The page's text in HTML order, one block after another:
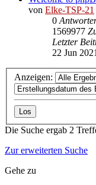
von Elke-TSP-21
0
1569977
Letzter
22 Jun
Anzeigen:
Die Suche ergab 2
Zur erweiterten Suche
Gehe zu